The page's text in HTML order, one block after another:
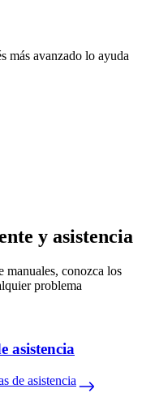
más avanzado lo ayuda
y asistencia
manuales, conozca los
problema
asistencia
de asistencia